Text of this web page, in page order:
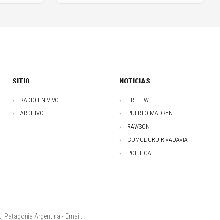
SITIO
RADIO EN VIVO
ARCHIVO
NOTICIAS
TRELEW
PUERTO MADRYN
RAWSON
COMODORO RIVADAVIA
POLITICA
Patagonia Argentina - Email: